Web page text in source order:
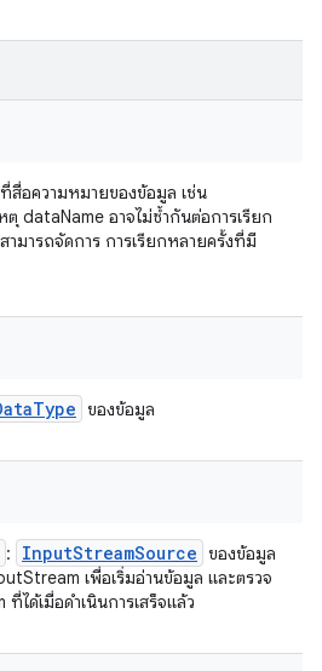
สื่อความหมายของข้อมูล เช่น
dataName อาจไม่ซ้ำกันต่อการเรียก
ามารถจัดการ การเรียกหลายครั้งที่มี
Type ของข้อมูล
: InputStreamSource ของข้อมูล
เพื่อเริ่มอ่านข้อมูล และตรวจ
ได้เมื่อดำเนินการเสร็จแล้ว